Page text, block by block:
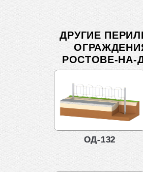
ДРУГИЕ
РОСТОВЕ-НА-
ОД-132